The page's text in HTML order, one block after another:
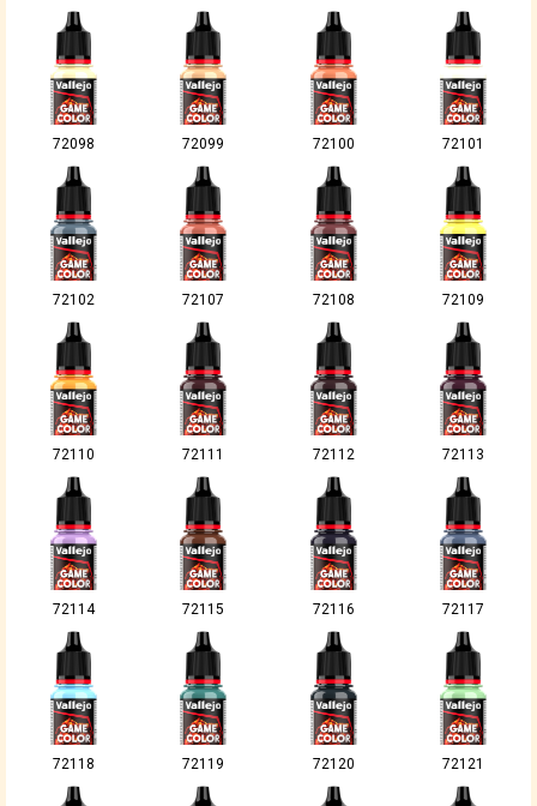
72098 72099 72100 72101
72102 72107 72108 72109
72110 72111 72112 72113
72114 72115 72116 72117
72118 72119 72120 72121